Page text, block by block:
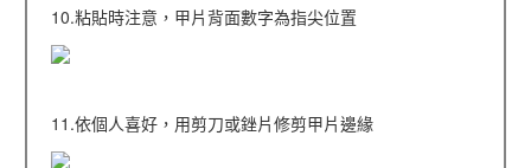
10.粘貼時注意，甲片背面數字為指尖位置
11.依個人喜好，用剪刀或銼片修剪甲片邊緣